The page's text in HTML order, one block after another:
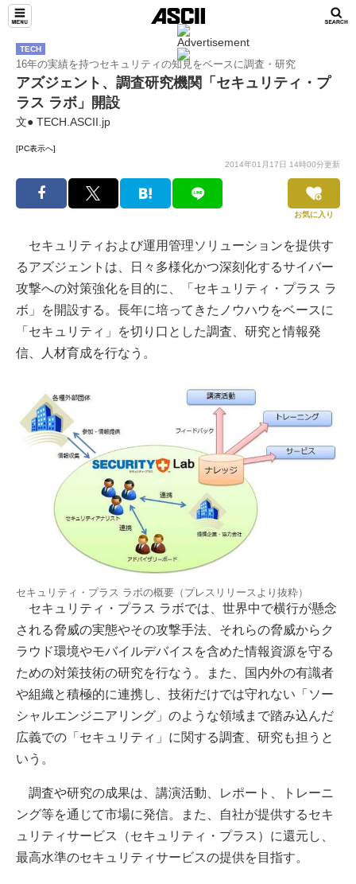
TECH
16年の実績を持つセキュリティの知見をベースに調査・研究
アズジェント、調査研究機関「セキュリティ・プ
ラス ラボ」開設
文● TECH.ASCII.jp
[PC表示へ]
2014年01月17日 14時00分更新
お気に入り
セキュリティおよび運用管理ソリューションを提供す
るアズジェントは、日々多様化かつ深刻化するサイバー
攻撃への対策強化を目的に、「セキュリティ・プラス ラ
ボ」を開設する。長年に培ってきたノウハウをベースに
「セキュリティ」を切り口とした調査、研究と情報発
信、人材育成を行なう。
セキュリティ・プラス ラボの概要（プレスリリースより抜粋）
セキュリティ・プラス ラボでは、世界中で横行が懸念
される脅威の実態やその攻撃手法、それらの脅威からク
ラウド環境やモバイルデバイスを含めた情報資源を守る
ための対策技術の研究を行なう。また、国内外の有識者
や組織と積極的に連携し、技術だけでは守れない「ソー
シャルエンジニアリング」のような領域まで踏み込んだ
広義での「セキュリティ」に関する調査、研究も担うと
いう。
調査や研究の成果は、講演活動、レポート、トレーニ
ング等を通じて市場に発信。また、自社が提供するセキ
ュリティサービス（セキュリティ・プラス）に還元し、
最高水準のセキュリティサービスの提供を目指す。